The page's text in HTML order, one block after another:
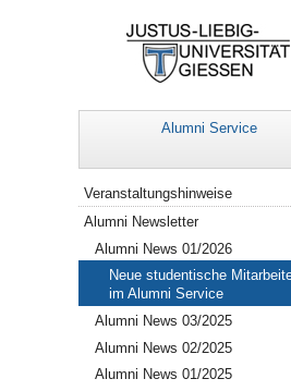
Alumni Service
Navigation
Veranstaltungshinweise
Alumni Newsletter
Alumni News 01/2026
Neue studentische
im Alumni Service
Alumni News 03/2025
Alumni News 02/2025
Alumni News 01/2025